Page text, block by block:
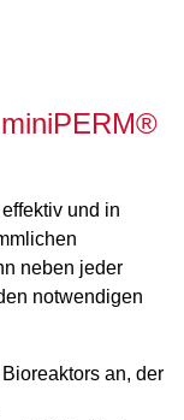
und in
neben jeder
notwendigen
an, der